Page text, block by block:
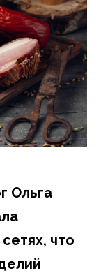
Ольга
что